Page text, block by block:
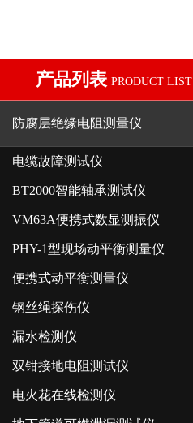
产品列表 PRODUCT LIST
防腐层绝缘电阻测量仪
电缆故障测试仪
BT2000智能轴承测试仪
VM63A便携式数显测振仪
PHY-1型现场动平衡测量仪
便携式动平衡测量仪
钢丝绳探伤仪
漏水检测仪
双钳接地电阻测试仪
电火花在线检测仪